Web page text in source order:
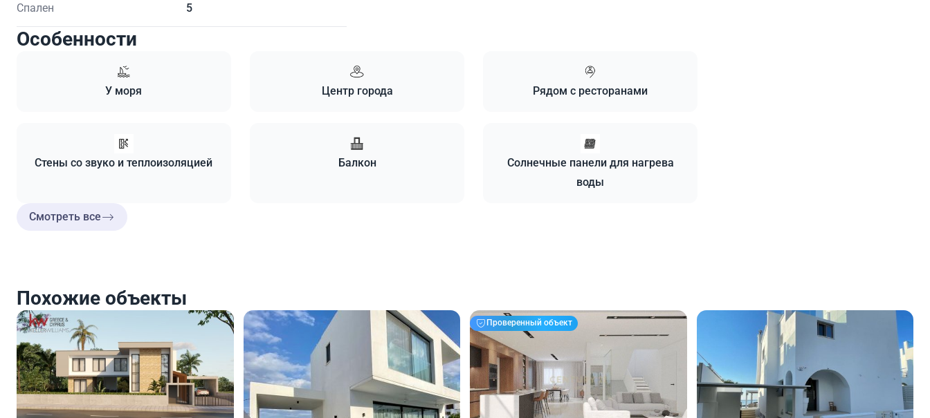
Спален 5
Особенности
У моря Центр города Рядом с ресторанами
Стены со звуко и теплоизоляцией Балкон
Солнечные панели для нагрева
воды
Смотреть все
Похожие объекты
Проверенный объект